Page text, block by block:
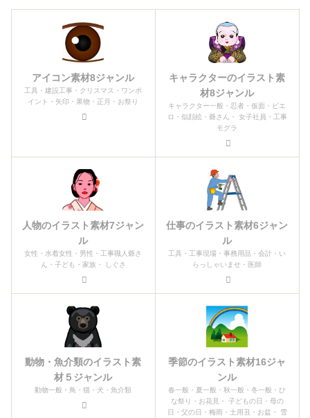
アイコン素材8ジャンル
工具・建設工事・クリスマス・ワンポ
イント・矢印・果物・正月・お祭り
キャラクターのイラスト素
材8ジャンル
キャラクター一般・忍者・仮面・ピエ
ロ・似顔絵・爺さん・ 女子社員・工事
モグラ
人物のイラスト素材7ジャン
ル
女性・水着女性・男性・工事職人爺さ
ん・子ども・家族・ しぐさ
仕事のイラスト素材6ジャン
ル
工具・工事現場・事務用品・会計・い
らっしゃいませ・医師
動物・魚介類のイラスト素
材５ジャンル
動物一般・鳥・猫・犬・魚介類
季節のイラスト素材16ジャ
ンル
春一般・夏一般・秋一般・冬一般・ひ
な祭り・お花見・ 子どもの日・母の
日・父の日・梅雨・土用丑・お盆・ 雪